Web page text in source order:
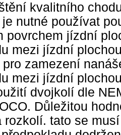
kvalitního
je nutné používat
povrchem jízdní
mezi jízdní
zamezení
mezi jízdní
dvojkolí dle
Důležitou
rozkolí. tato se